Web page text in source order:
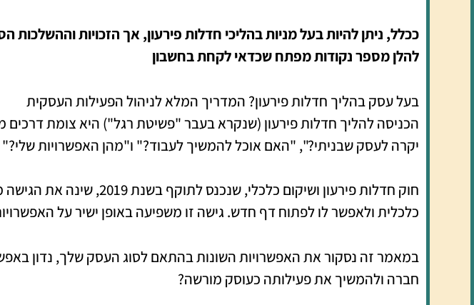
ככלל, ניתן להיות בעל מניות בהליכי חדלות פירעון, אך הזכויות
להלן מספר נקודות מפתח שכדאי לקחת בחשבון
בעל עסק בהליך חדלות פירעון? המדריך המלא לניהול הפעילות העסקית
הכניסה להליך חדלות פירעון (שנקרא בעבר "פשיטת רגל") היא צומת
יקרה לעסק שבניתי?", "האם אוכל להמשיך לעבוד?" ו"מהן האפשרויות שלי?"
חוק חדלות פירעון
כלכלית ולאפשר לו לפתוח דף חדש. גישה זו משפיעה באופן ישיר על
במאמר זה נסקור את האפשרויות השונות בהתאם לסוג העסק שלך, נדון
חברה ולהמשיך את פעילותה כעוסק מורשה?